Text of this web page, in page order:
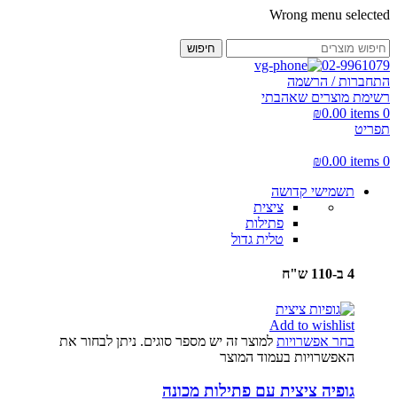
Wrong menu selected
חיפוש
02-9961079
התחברות / הרשמה
רשימת מוצרים שאהבתי
0
items
₪0.00
תפריט
0
items
₪0.00
תשמישי קדושה
ציצית
פתילות
טלית גדול
4 ב-110 ש"ח
Add to wishlist
בחר אפשרויות למוצר זה יש מספר סוגים. ניתן לבחור את
האפשרויות בעמוד המוצר
גופיה ציצית עם פתילות מכונה